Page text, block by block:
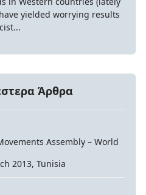
yielded worrying results
Άρθρα
Assembly – World
2013, Tunisia